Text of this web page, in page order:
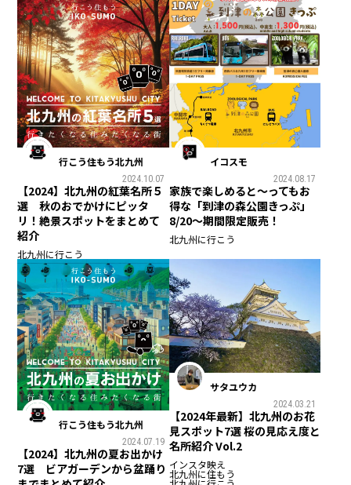
行こう住もう北九州
2024.10.07
【2024】北九州の紅葉名所５
選 秋のおでかけにピッタ
リ！絶景スポットをまとめて
紹介
北九州に行こう
イコスモ
2024.08.17
家族で楽しめると〜ってもお
得な「到津の森公園きっぷ」
8/20〜期間限定販売！
北九州に行こう
行こう住もう北九州
2024.07.19
【2024】北九州の夏お出かけ
7選 ビアガーデンから盆踊り
サタユウカ
2024.03.21
【2024年最新】北九州のお花
見スポット7選 桜の見応え度と
名所紹介 Vol.2
インスタ映え
北九州に住もう